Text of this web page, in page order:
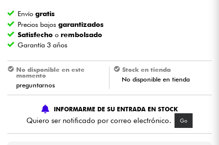
Vientos
Violines y cuarteto
Niños
HiFi
Envíogratis
Precios bajosgarantizados
Satisfecho o rembolsado
Garantía 3 años
No disponible en este
momento
preguntarnos
Stock en tienda
No disponible en tienda
INFORMARME DE SU ENTRADA EN STOCK
Quiero ser notificado por correo electrónico. Go